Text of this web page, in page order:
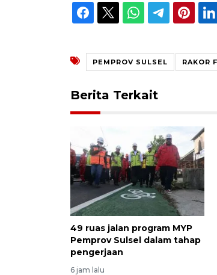
PEMPROV SULSEL RAKOR
Berita Terkait
49 ruas jalan program MYP
Pemprov Sulsel dalam tahap
pengerjaan
6 jam lalu